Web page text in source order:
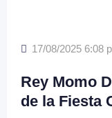
17/08/2025 6:08
Rey Momo
de la Fiesta